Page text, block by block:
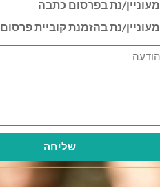
מעוניין/נת בפרסום כתבה
מעוניין/נת בהזמנת קוביית פרסום
שליחה